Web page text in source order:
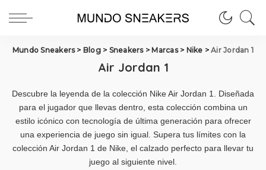
Mundo Sneakers> Blog> Sneakers> Marcas> Nike >Air Jordan 1
Air Jordan 1
Descubre la leyenda de la colección Nike Air Jordan 1. Diseñada
para el jugador que llevas dentro, esta colección combina un
estilo icónico con tecnología de última generación para ofrecer
una experiencia de juego sin igual. Supera tus límites con la
colección Air Jordan 1 de Nike, el calzado perfecto para llevar tu
juego al siguiente nivel.